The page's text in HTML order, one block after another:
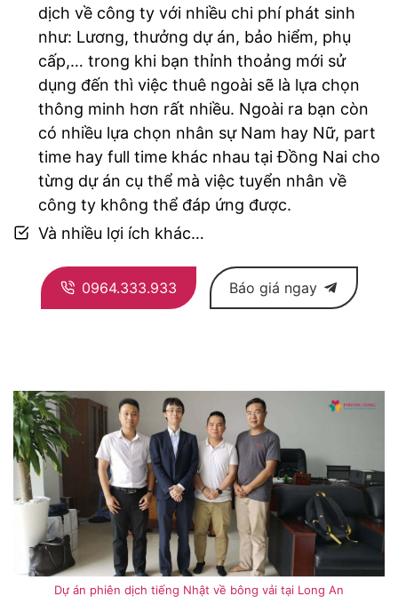
dịch về công ty với nhiều chi phí phát sinh
như: Lương, thưởng dự án, bảo hiểm, phụ
cấp,… trong khi bạn thỉnh thoảng mới sử
dụng đến thì việc thuê ngoài sẽ là lựa chọn
thông minh hơn rất nhiều. Ngoài ra bạn còn
có nhiều lựa chọn nhân sự Nam hay Nữ, part
time hay full time khác nhau tại Đồng Nai cho
từng dự án cụ thể mà việc tuyển nhân về
công ty không thể đáp ứng được.
Và nhiều lợi ích khác…
0964.333.933 Báo giá ngay
Dự án phiên dịch tiếng Nhật về bông vải tại Long An